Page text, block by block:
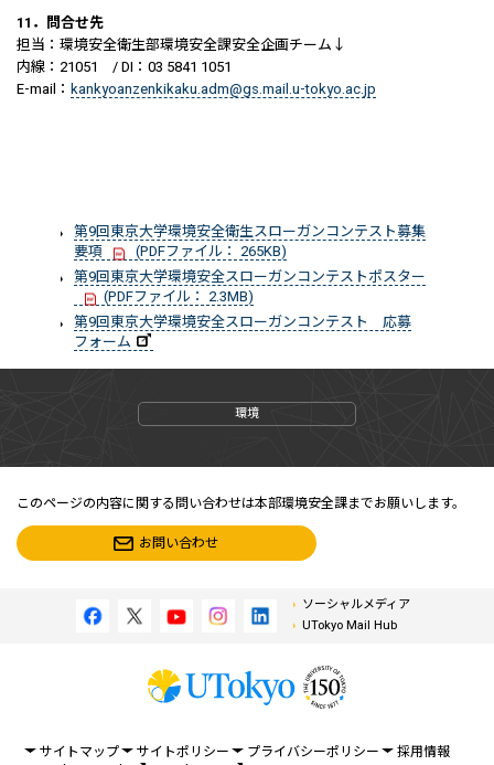
11．問合せ先
担当：環境安全衛生部環境安全課安全企画チーム↓
内線：21051 / DI：03 5841 1051
E-mail： kankyoanzenkikaku.adm@gs.mail.u-tokyo.ac.jp
第9回東京大学環境安全衛生スローガンコンテスト募集
要項
(PDFファイル： 265KB)
第9回東京大学環境安全スローガンコンテストポスター
(PDFファイル： 2.3MB)
第9回東京大学環境安全スローガンコンテスト 応募
フォーム
環境
このページの内容に関する問い合わせは本部環境安全課までお願いします。
お問い合わせ
ソーシャルメディア
UTokyo Mail Hub
サイトマップ サイトポリシー プライバシーポリシー
採用情報